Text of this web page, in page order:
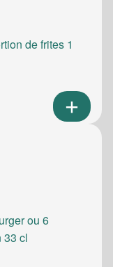
de frites 1
ou 6
33 cl